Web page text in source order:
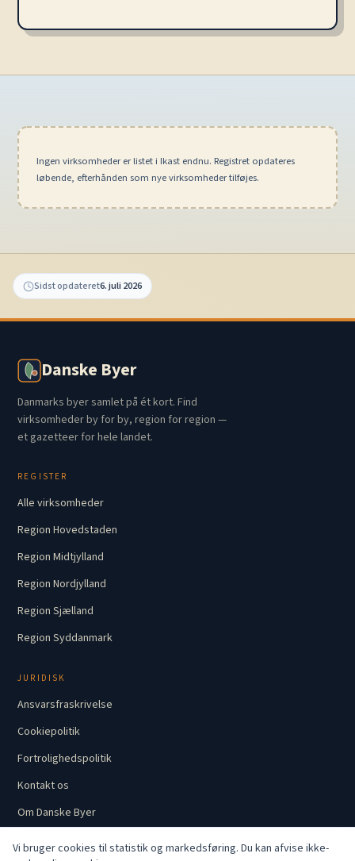
Vi bruger cookies til statistik og markedsføring. Du kan afvise ikke-
Ingen virksomheder er listet i Ikast endnu. Registret opdateres
løbende, efterhånden som nye virksomheder tilføjes.
Sidst opdateret6. juli 2026
Danske Byer
Danmarks byer samlet på ét kort. Find
virksomheder by for by, region for region —
et gazetteer for hele landet.
REGISTER
Alle virksomheder
Region Hovedstaden
Region Midtjylland
Region Nordjylland
Region Sjælland
Region Syddanmark
JURIDISK
Ansvarsfraskrivelse
Cookiepolitik
Fortrolighedspolitik
Kontakt os
Om Danske Byer